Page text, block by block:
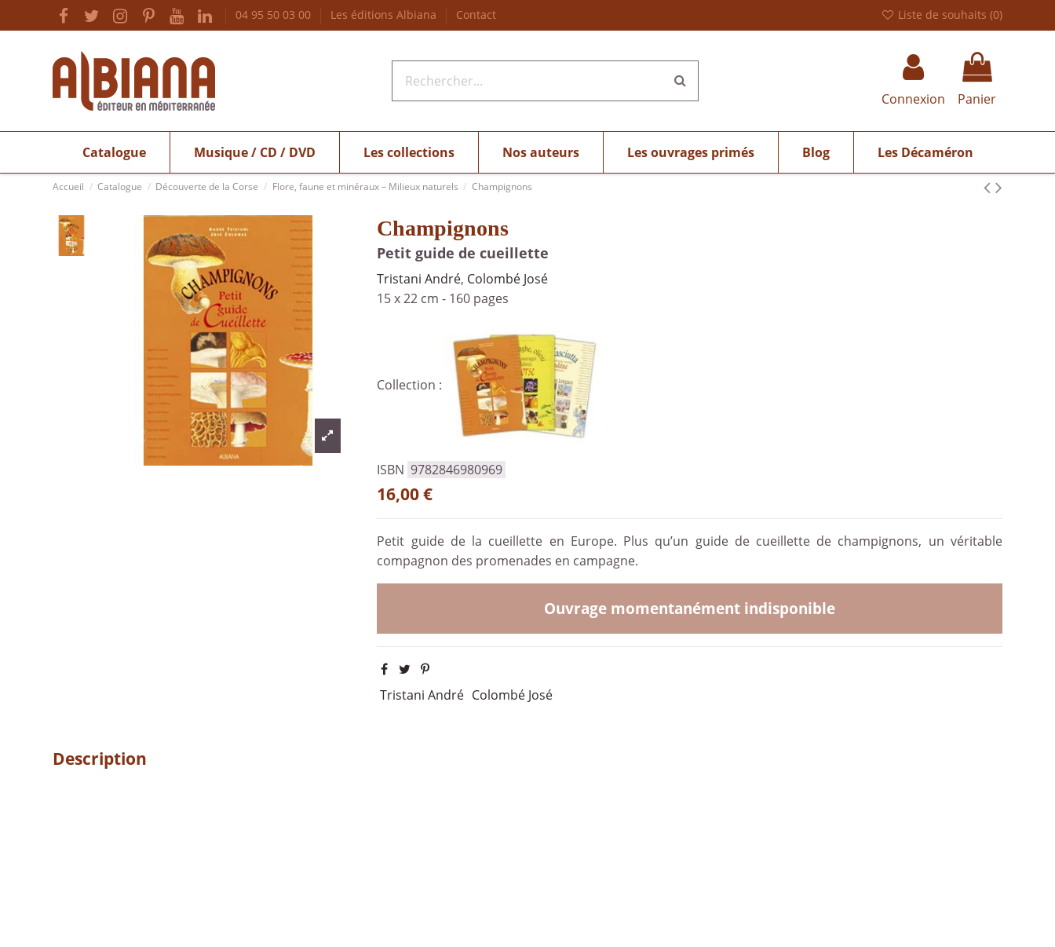
04 95 50 03 00 Les éditions Albiana Contact Liste de souhaits (0)
Connexion Panier
Catalogue Musique / CD / DVD Les collections Nos auteurs Les ouvrages primés Blog Les Décaméron
Accueil Catalogue Découverte de la Corse Flore, faune et minéraux – Milieux naturels Champignons
Champignons
Petit guide de cueillette
Tristani André, Colombé José
15 x 22 cm - 160 pages
Collection :
ISBN 9782846980969
16,00 €
Petit guide de la cueillette en Europe. Plus qu’un guide de cueillette de champignons, un véritable
compagnon des promenades en campagne.
Ouvrage momentanément indisponible
Tristani André Colombé José
Description